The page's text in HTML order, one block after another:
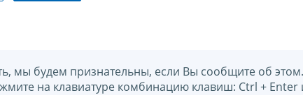
мы будем признательны, если Вы сообщите об этом.
на клавиатуре комбинацию клавиш: Ctrl +